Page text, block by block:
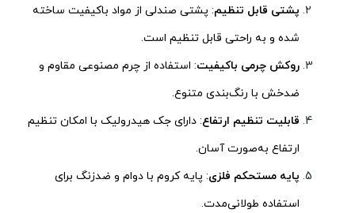
پشتی قابل تنظیم: پشتی صندلی از مواد باکیفیت ساخته
شده و به راحتی قابل تنظیم است.
روکش چرمی باکیفیت: استفاده از چرم مصنوعی مقاوم و
ضدخش با رنگ‌بندی متنوع.
قابلیت تنظیم ارتفاع: دارای جک هیدرولیک با امکان تنظیم
ارتفاع به‌صورت آسان.
پایه مستحکم فلزی: پایه کروم با دوام و ضدزنگ برای
استفاده طولانی‌مدت.